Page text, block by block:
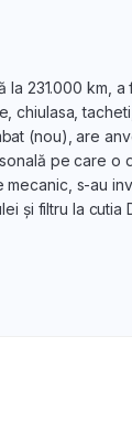
la 231.000 km,
chiulasa,
(nou), are
pe care o
s-au
și filtru la cutia